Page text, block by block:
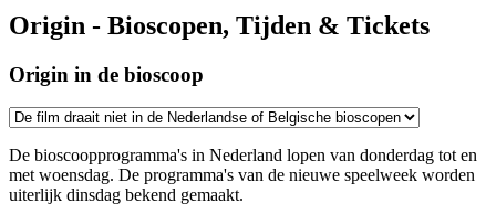
Origin - Bioscopen, Tijden & Tickets
Origin in de bioscoop
De bioscoopprogramma's in Nederland lopen van donderdag tot en
met woensdag. De programma's van de nieuwe speelweek worden
uiterlijk dinsdag bekend gemaakt.